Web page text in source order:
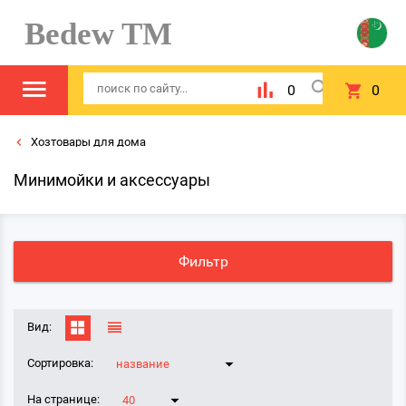
Bedew TM
0 0
Хозтовары для дома
Минимойки и аксессуары
Фильтр
Вид:
Сортировка: название
На странице: 40